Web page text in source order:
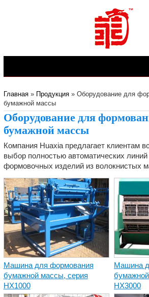
Главная» Продукция» Оборудование для
бумажной массы
Оборудование для
бумажной массы
Компания Huaxia предлагает клиентам
выбор полностью автоматических
формовочных изделий из волокнистых
Машина для формования
бумажной массы, серия
HX1000
Машина
HX3000